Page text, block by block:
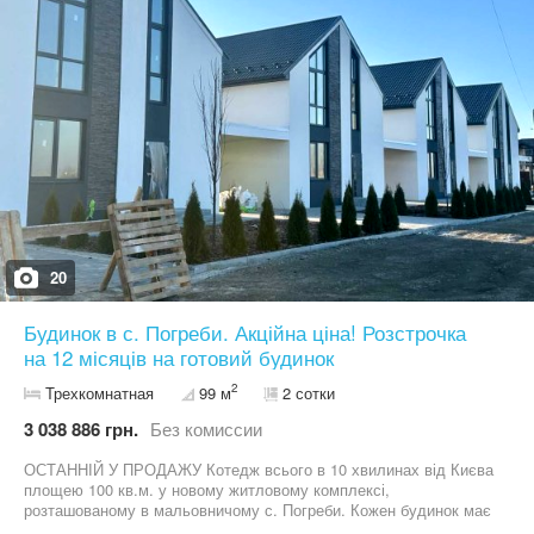
На території посаджено плодові та декоративні рослини, літня
тераса з мангалом Будинок розташований у дуже
перспективному місці. Неподалік будинку протікає річка Кодак, у
кроковій доступності розташовані магазини Сільпо, Фора, АТБ,
заправки, ресторани, тенісний клуб. #A 2 4 7 2
20
Будинок в с. Погреби. Акційна ціна! Розстрочка
на 12 місяців на готовий будинок
Трехкомнатная 99 м2 2 сотки
3 038 886 грн. Без комиссии
ОСТАННІЙ У ПРОДАЖУ Котедж всього в 10 хвилинах від Києва
площею 100 кв.м. у новому житловому комплексі,
розташованому в мальовничому с. Погреби. Кожен будинок має